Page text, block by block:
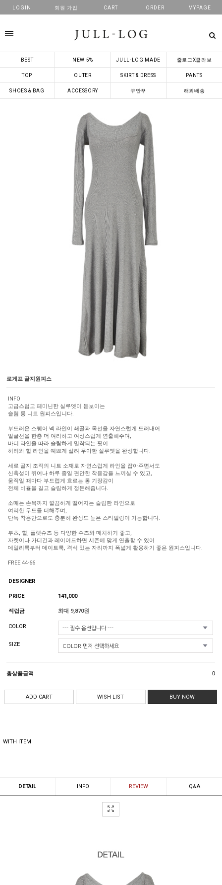
LOGIN 회원 가입 CART ORDER MYPAGE
BEST NEW 5% JULL-LOG MADE 줄로그X콜라보
TOP OUTER SKIRT & DRESS PANTS
SHOES & BAG ACCESSORY 꾸안꾸 해외배송
로게프 골지원피스
INFO
고급스럽고 페미닌한 실루엣이 돋보이는
슬림 롱 니트 원피스입니다.
부드러운 스퀘어 넥 라인이 쇄골과 목선을 자연스럽게 드러내어
얼굴선을 한층 더 여리하고 여성스럽게 연출해주며,
바디 라인을 따라 슬림하게 밀착되는 핏이
허리와 힙 라인을 예쁘게 살려 우아한 실루엣을 완성합니다.
세로 골지 조직의 니트 소재로 자연스럽게 라인을 잡아주면서도
신축성이 뛰어나 하루 종일 편안한 착용감을 느끼실 수 있고,
움직일 때마다 부드럽게 흐르는 롱 기장감이
전체 비율을 길고 슬림하게 정돈해줍니다.
소매는 손목까지 깔끔하게 떨어지는 슬림한 라인으로
여리한 무드를 더해주며,
단독 착용만으로도 충분히 완성도 높은 스타일링이 가능합니다.
부츠, 힐, 플랫슈즈 등 다양한 슈즈와 매치하기 좋고,
자켓이나 가디건과 레이어드하면 시즌에 맞게 연출할 수 있어
데일리룩부터 데이트룩, 격식 있는 자리까지 폭넓게 활용하기 좋은 원피스입니다.
FREE 44-66
DESIGNER
PRICE 141,000
적립금 최대 9,870원
COLOR
SIZE
총상품금액 0
ADD CART WISH LIST BUY NOW
WITH ITEM
DETAIL INFO REVIEW Q&A